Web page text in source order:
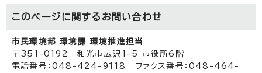
このページに関する お問い合わせ
市民環境部 環境課 環境推進担当
〒351-0192 和光市広沢1-5 市役所6階
電話番号：048-424-9118 ファクス番号：048-464-